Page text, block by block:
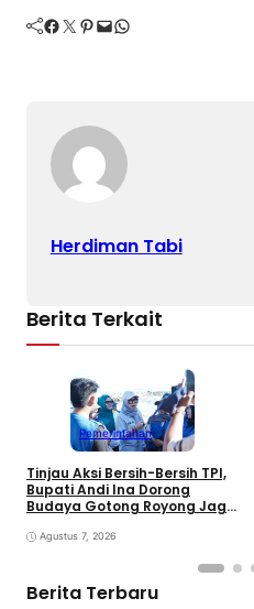
Facebook Twitter Pinterest Mail WhatsApp
Herdiman Tabi
Berita Terkait
Pemerintahan
Tinjau Aksi Bersih-Bersih TPI,
Bupati Andi Ina Dorong
Budaya Gotong Royong Jaga
Agustus 7, 2026
Berita Terbaru